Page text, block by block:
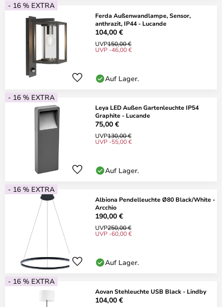
- 16 % EXTRA
Ferda Außenwandlampe, Sensor,
anthrazit, IP44 - Lucande
104,00 €
UVP150,00 €
UVP -46,00 €
Auf Lager.
- 16 % EXTRA
Leya LED Außen Gartenleuchte IP54
Graphite - Lucande
75,00 €
UVP130,00 €
UVP -55,00 €
Auf Lager.
- 16 % EXTRA
Albiona Pendelleuchte Ø80 Black/White -
Arcchio
190,00 €
UVP250,00 €
UVP -60,00 €
Auf Lager.
- 16 % EXTRA
Aovan Stehleuchte USB Black - Lindby
104,00 €